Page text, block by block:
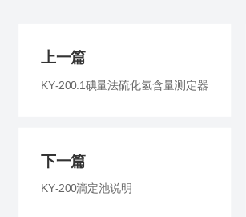
上一篇
KY-200.1碘量法硫化氢含量测定器
下一篇
KY-200滴定池说明